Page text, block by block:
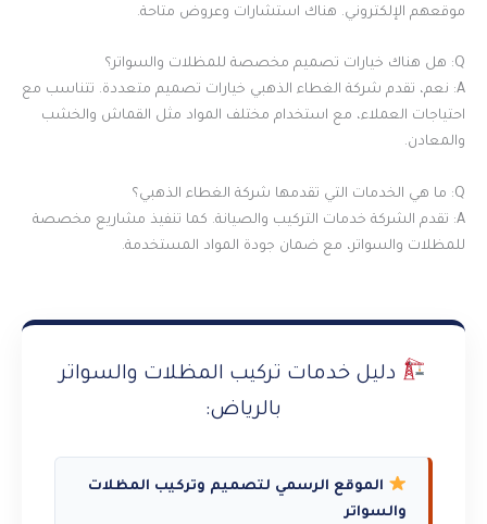
موقعهم الإلكتروني. هناك استشارات وعروض متاحة.
Q: هل هناك خيارات تصميم مخصصة للمظلات والسواتر؟
A: نعم، تقدم شركة الغطاء الذهبي خيارات تصميم متعددة. تتناسب مع
احتياجات العملاء، مع استخدام مختلف المواد مثل القماش والخشب
والمعادن.
Q: ما هي الخدمات التي تقدمها شركة الغطاء الذهبي؟
A: تقدم الشركة خدمات التركيب والصيانة. كما تنفيذ مشاريع مخصصة
للمظلات والسواتر، مع ضمان جودة المواد المستخدمة.
دليل خدمات تركيب المظلات والسواتر
بالرياض:
الموقع الرسمي لتصميم وتركيب المظلات
والسواتر